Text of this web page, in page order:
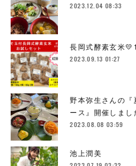
2023.12.04 08:33
長岡式酵素玄米
2023.09.13 01:27
野本弥生さんの『
ース』開催しまし
2023.08.08 03:59
池上潤美